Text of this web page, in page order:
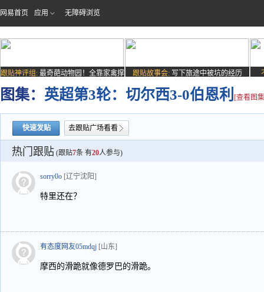
网易首页 应用 无障碍浏览
跟贴神评组: 最奇葩动物园！全靠家禽撑
场子
跟贴故事会: 写下旅途中被坑的经历
图集： 英超第3轮：切尔西3-0伯恩利 [查看图
快速发贴 去跟贴广场看看
热门跟贴 (跟贴7条 有20人参与)
sorry0o [辽宁沈阳]
特里还在？
有态度网友05mdqj [山东]
摩西的滑跪就像德罗巴的滑跪。